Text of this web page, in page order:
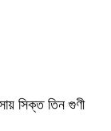
সিক্ত তিন গুণী